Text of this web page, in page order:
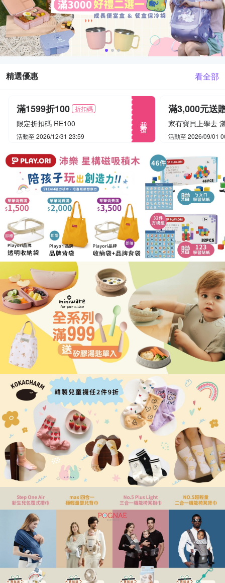
精選優惠 看全部
滿1599折100 折扣碼
限定折扣碼 RE100
活動至 2026/12/31 23:59
滿3,000元送
活動至 2026/09/01